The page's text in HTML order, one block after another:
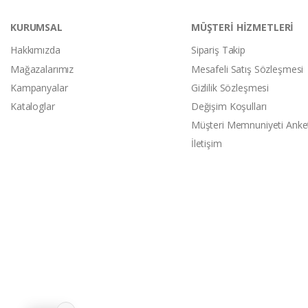
KURUMSAL
Hakkımızda
Mağazalarımız
Kampanyalar
Kataloglar
MÜŞTERİ HİZMETLERİ
Sipariş Takip
Mesafeli Satış Sözleşmesi
Gizlilik Sözleşmesi
Değişim Koşulları
Müşteri Memnuniyeti
İletişim